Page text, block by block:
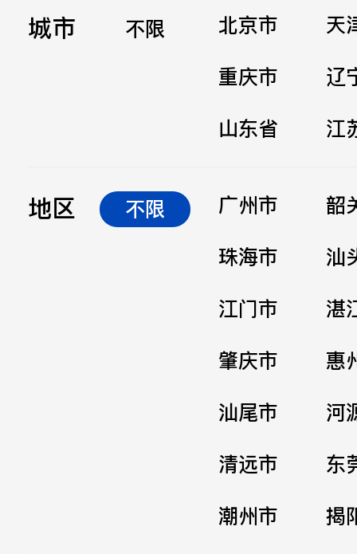
城市 不限 北京市
天
重庆市
辽
山东省
江
地区 不限 广州市
韶
珠海市
汕
江门市
湛
肇庆市
惠
汕尾市
河
清远市
东
潮州市
揭